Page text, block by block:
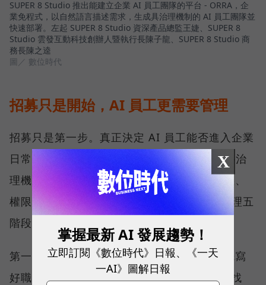
SUPER 8 Studio 推出能建立企業 AI 員工團隊的平台 - ORRA，企
業免程式，以自然語言描述需求，生成具治理機制的 AI 員工團隊並
快速部署。左起 SUPER 8 Studio 資深產品總監王婕、SUPER 8
Studio 雲發互動科技創辦人暨執行長陳子龍、SUPER 8 Studio 商
務長陳之逵
圖／ 數位時代
招募只是開始，AI 員工更需要管理
招募只是第一步。真正決定 AI 員工能否進入企業
日常營運的關鍵，在於治理。為此，ORRA 將治
理機制納入平台設計，建立一套涵蓋角色定義、
權限設定、測試驗證到持續優化的 AI 員工管理五
階段。
第一階段是定義角色，如同招募人才前必須先寫
好職務說明（Job Description），企業在尋找
X
掌握最新 AI 發展趨勢！
立即訂閱《數位時代》日報、《一天
一AI》圖解日報